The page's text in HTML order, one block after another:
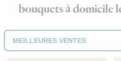
bouquets à domicile